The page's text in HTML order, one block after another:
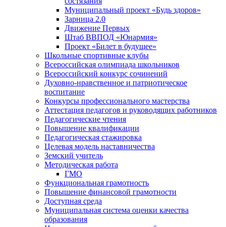
Муниципальный проект «Будь здоров»
Зарница 2.0
Движение Первых
Штаб ВВПОД «Юнармия»
Проект «Билет в будущее»
Школьные спортивные клубы
Всероссийская олимпиада школьников
Всероссийский конкурс сочинений
Духовно-нравственное и патриотическое
воспитание
Конкурсы профессионального мастерства
Аттестация педагогов и руководящих работников
Педагогические чтения
Повышение квалификации
Педагогическая стажировка
Целевая модель наставничества
Земский учитель
Методическая работа
ГМО
Функциональная грамотность
Повышение финансовой грамотности
Доступная среда
Муниципальная система оценки качества
образования